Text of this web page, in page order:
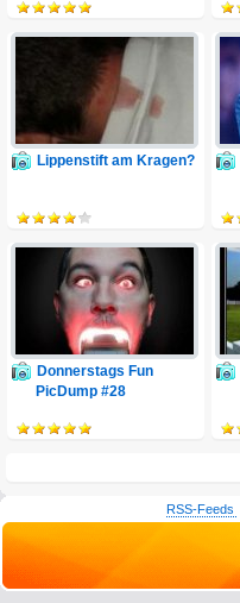
Lippenstift am Kragen?
Donnerstags Fun
PicDump #28
RSS-Feeds